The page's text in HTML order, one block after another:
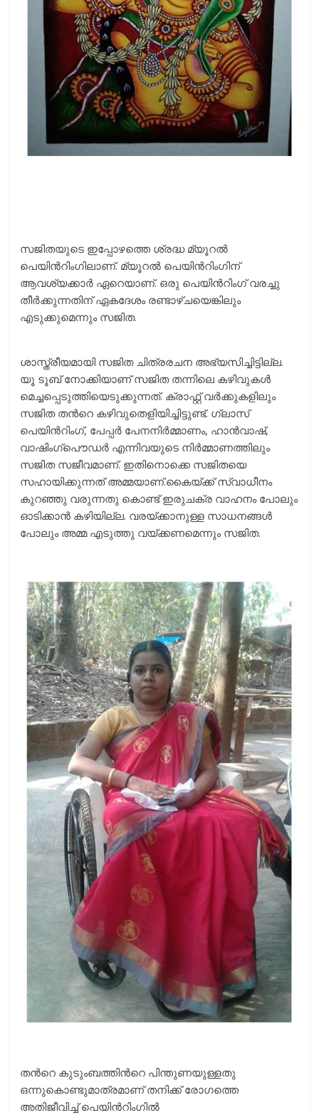
സജിതയുടെ ഇപ്പോഴത്തെ ശ്രദ്ധ മ്യൂറല്‍
പെയിന്‍റിംഗിലാണ്. മ്യൂറല്‍ പെയിന്‍റിംഗിന്
ആവശ്യക്കാര്‍ ഏറെയാണ്. ഒരു പെയിന്‍റിംഗ് വരച്ചു
തീര്‍ക്കുന്നതിന് ഏകദേശം രണ്ടാഴ്ചയെങ്കിലും
എടുക്കുമെന്നും സജിത.
ശാസ്ത്രീയമായി സജിത ചിത്രരചന അഭ്യസിച്ചിട്ടില്ല.
യൂ ടൂബ് നോക്കിയാണ് സജിത തന്നിലെ കഴിവുകള്‍
മെച്ചപ്പെടുത്തിയെടുക്കുന്നത്. ക്രാഫ്റ്റ് വര്‍ക്കുകളിലും
സജിത തന്‍റെ കഴിവുതെളിയിച്ചിട്ടുണ്ട്. ഗ്ലാസ്
പെയിന്‍റിംഗ്, പേപ്പര്‍ പേനനിര്‍മ്മാണം, ഹാന്‍വാഷ്,
വാഷിംഗ്പൌഡര്‍ എന്നിവയുടെ നിര്‍മ്മാണത്തിലും
സജിത സജീവമാണ്. ഇതിനൊക്കെ സജിതയെ
സഹായിക്കുന്നത് അമ്മയാണ്.കൈയ്ക്ക് സ്വാധീനം
കുറഞ്ഞു വരുന്നതു കൊണ്ട് ഇരുചക്ര വാഹനം പോലും
ഓടിക്കാന്‍ കഴിയില്ല. വരയ്ക്കാനുള്ള സാധനങ്ങള്‍
പോലും അമ്മ എടുത്തു വയ്ക്കണമെന്നും സജിത.
തന്‍റെ കുടുംബത്തിന്‍റെ പിന്തുണയുള്ളതു
ഒന്നുകൊണ്ടുമാത്രമാണ് തനിക്ക് രോഗത്തെ
അതിജീവിച്ച് പെയിന്‍റിംഗില്‍